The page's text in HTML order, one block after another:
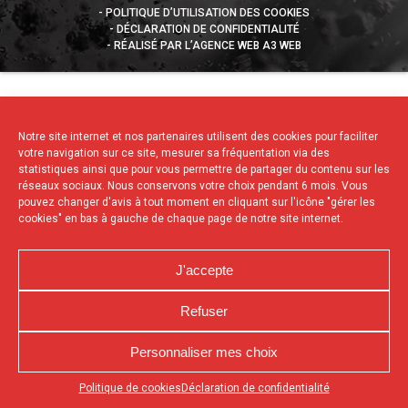
Notre site internet et nos partenaires utilisent des cookies pour faciliter
votre navigation sur ce site, mesurer sa fréquentation via des
statistiques ainsi que pour vous permettre de partager du contenu sur les
réseaux sociaux. Nous conservons votre choix pendant 6 mois. Vous
pouvez changer d'avis à tout moment en cliquant sur l'icône "gérer les
cookies" en bas à gauche de chaque page de notre site internet.
J'accepte
Refuser
Personnaliser mes choix
Politique de cookies Déclaration de confidentialité
Appuyez sur le bouton partager en bas de votre
POLITIQUE D’UTILISATION DES COOKIES
DÉCLARATION DE CONFIDENTIALITÉ
RÉALISÉ PAR L’AGENCE WEB A3 WEB